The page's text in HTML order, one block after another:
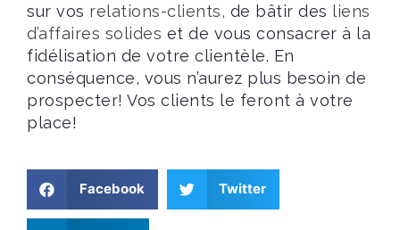
sur vos relations-clients, de bâtir des liens
d’affaires solides et de vous consacrer à la
fidélisation de votre clientèle. En
conséquence, vous n’aurez plus besoin de
prospecter! Vos clients le feront à votre
place!
Facebook Twitter